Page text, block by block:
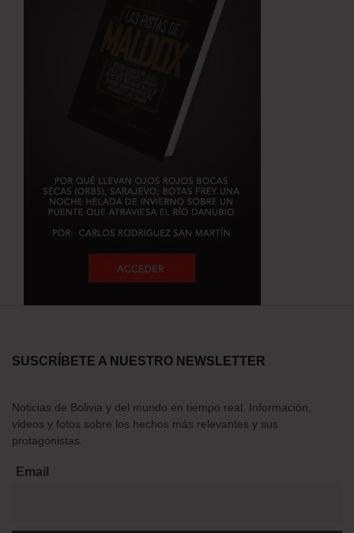
SUSCRÍBETE A NUESTRO NEWSLETTER
Noticias de Bolivia y del mundo en tiempo real. Información,
videos y fotos sobre los hechos más relevantes y sus
protagonistas.
Email